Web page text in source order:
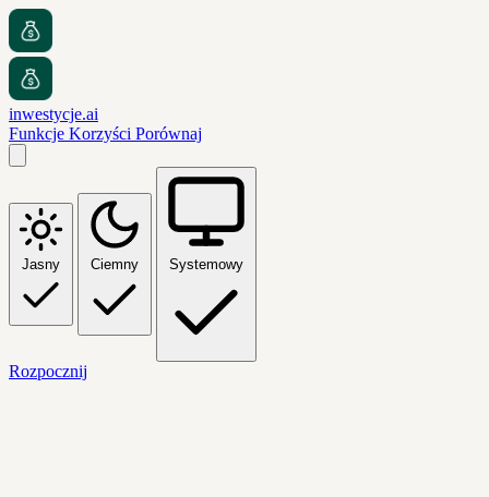
inwestycje.ai
Funkcje Korzyści Porównaj
Jasny Ciemny Systemowy
Rozpocznij